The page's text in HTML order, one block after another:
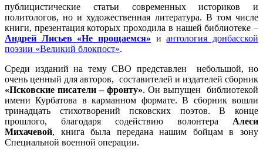
публицистические статьи современных историков и
политологов, но и художественная литература. В том числе
книги, презентация которых проходила в нашей библиотеке –
Андрей Лисьев «Не прощаемся» иантология донбасской
поэзии «Великий блокпост».
Среди изданий на тему СВО представлен небольшой, но
очень ценный для авторов, составителей и издателей сборник
«Псковские писатели – фронту». Он выпущен библиотекой
имени Курбатова в карманном формате. В сборник вошли
тринадцать стихотворений псковских поэтов. В конце
прошлого, благодаря содействию волонтера Алеси
Михачевой, книга была передана нашим бойцам в зону
Специальной военной операции.